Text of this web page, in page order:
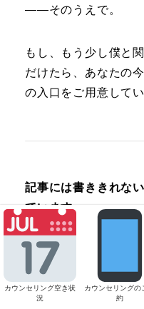
――そのうえで。
もし、もう少し僕と
だけたら、あなたの
の入口をご用意してい
記事には書ききれな
ています
もし僕の知っている
解決や気持ちを楽に
カウンセリング空き状
況
カウンセリングの
約